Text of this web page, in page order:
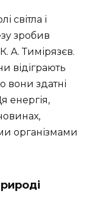
світла і
зробив
А. Тимірязєв.
відіграють
вони здатні
енергія,
організмами